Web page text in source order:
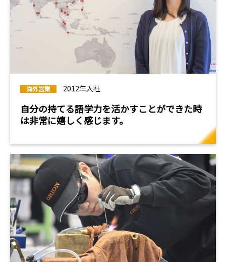
海外営業 2012年入社
自分の持てる語学力を活かすことができた時
は非常に嬉しく感じます。